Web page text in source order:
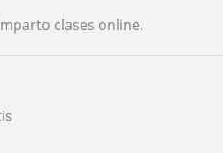
clases online.